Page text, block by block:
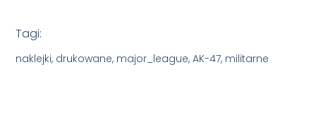
Tagi:
naklejki, drukowane, major_league, AK-47, militarne